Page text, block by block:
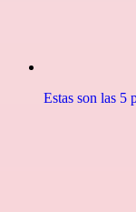
Estas son las 5